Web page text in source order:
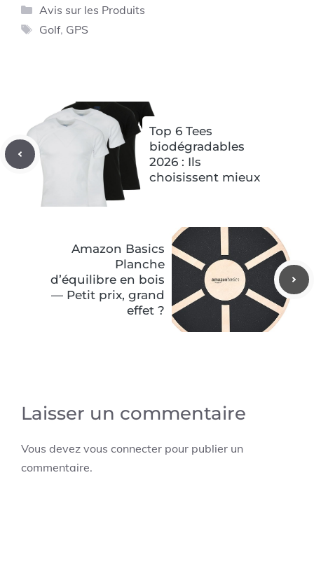
Catégories
Avis sur les Produits
Étiquettes
Golf, GPS
Top 6 Tees
biodégradables
2026 : Ils
choisissent mieux
Amazon Basics
Planche
d’équilibre en bois
— Petit prix, grand
effet ?
Laisser un commentaire
Vous devez vous connecter pour publier un
commentaire.